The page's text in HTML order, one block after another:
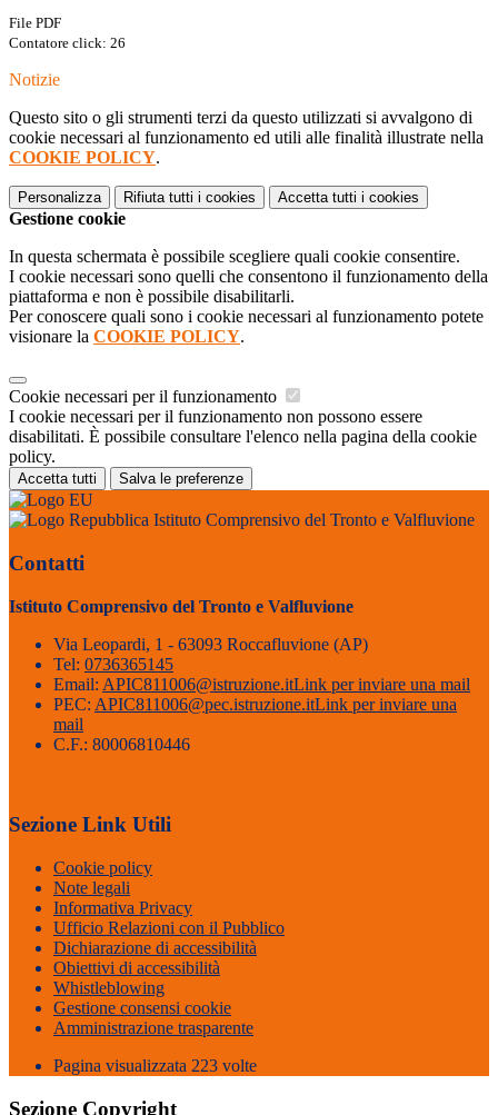
File PDF
Contatore click: 26
Notizie
Questo sito o gli strumenti terzi da questo utilizzati si avvalgono di
cookie necessari al funzionamento ed utili alle finalità illustrate nella
COOKIE POLICY.
Personalizza Rifiuta tutti i cookies Accetta tutti i cookies
Gestione cookie
In questa schermata è possibile scegliere quali cookie consentire.
I cookie necessari sono quelli che consentono il funzionamento della
piattaforma e non è possibile disabilitarli.
Per conoscere quali sono i cookie necessari al funzionamento potete
visionare la COOKIE POLICY.
Cookie necessari per il funzionamento
I cookie necessari per il funzionamento non possono essere
disabilitati. È possibile consultare l'elenco nella pagina della cookie
policy.
Accetta tutti Salva le preferenze
Istituto Comprensivo del Tronto e Valfluvione
Contatti
Istituto Comprensivo del Tronto e Valfluvione
Via Leopardi, 1 - 63093 Roccafluvione (AP)
Tel: 0736365145
Email: APIC811006@istruzione.itLink per inviare una mail
PEC: APIC811006@pec.istruzione.itLink per inviare una
mail
C.F.: 80006810446
Sezione Link Utili
Cookie policy
Note legali
Informativa Privacy
Ufficio Relazioni con il Pubblico
Dichiarazione di accessibilità
Obiettivi di accessibilità
Whistleblowing
Gestione consensi cookie
Amministrazione trasparente
Pagina visualizzata 223 volte
Sezione Copyright